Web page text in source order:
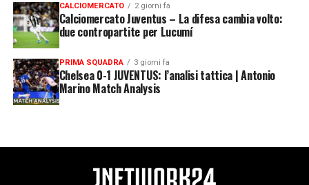
CALCIOMERCATO 2 giorni fa
Calciomercato Juventus – La difesa cambia volto:
due contropartite per Lucumí
PRIMA SQUADRA 3 giorni fa
Chelsea 0-1 JUVENTUS: l’analisi tattica | Antonio
Marino Match Analysis